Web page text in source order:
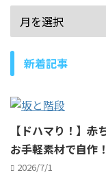
新着記事
【ドハマり！】
お手軽素材で自作！
2026/7/1